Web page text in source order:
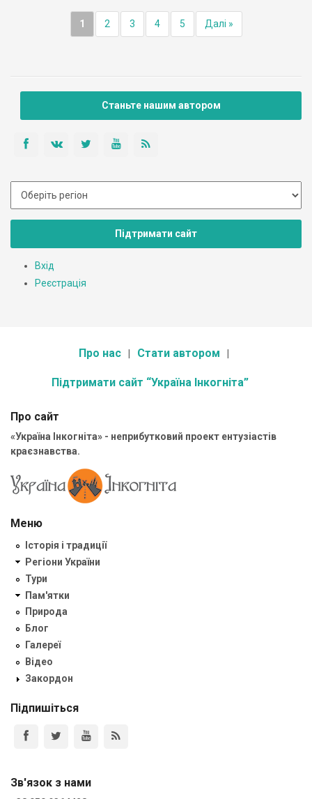
1 2 3 4 5 Далі »
Станьте нашим автором
Підтримати сайт
Вхід
Реєстрація
Про нас Стати автором
Підтримати сайт “Україна Інкогніта”
Про сайт
«Україна Інкогніта» - неприбутковий проект ентузіастів
краєзнавства.
Меню
Історія і традиції
Регіони України
Тури
Пам'ятки
Природа
Блог
Галереї
Відео
Закордон
Підпишіться
Зв'язок з нами